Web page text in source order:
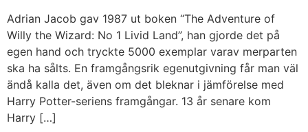
Adrian Jacob gav 1987 ut boken “The Adventure of
Willy the Wizard: No 1 Livid Land”, han gjorde det på
egen hand och tryckte 5000 exemplar varav merparten
ska ha sålts. En framgångsrik egenutgivning får man väl
ändå kalla det, även om det bleknar i jämförelse med
Harry Potter-seriens framgångar. 13 år senare kom
Harry […]